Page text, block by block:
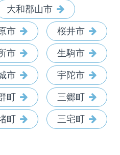
大和郡山市
市 桜井市
市 生駒市
市 宇陀市
町 三郷町
町 三宅町